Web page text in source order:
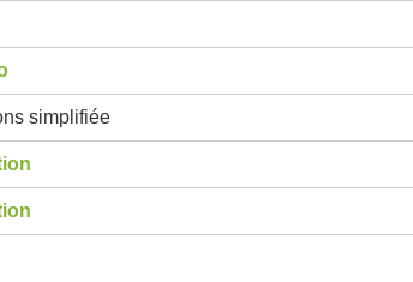
simplifiée